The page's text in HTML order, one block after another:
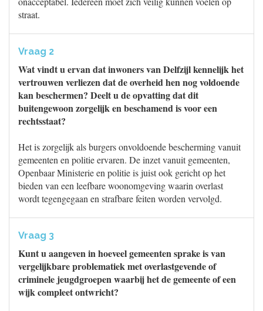
straat.
Vraag 2
Wat vindt u ervan dat inwoners van Delfzijl kennelijk het
vertrouwen verliezen dat de overheid hen nog voldoende
kan beschermen? Deelt u de opvatting dat dit
buitengewoon zorgelijk en beschamend is voor een
rechtsstaat?
Het is zorgelijk als burgers onvoldoende bescherming vanuit
gemeenten en politie ervaren. De inzet vanuit gemeenten,
Openbaar Ministerie en politie is juist ook gericht op het
bieden van een leefbare woonomgeving waarin overlast
wordt tegengegaan en strafbare feiten worden vervolgd.
Vraag 3
Kunt u aangeven in hoeveel gemeenten sprake is van
vergelijkbare problematiek met overlastgevende of
criminele jeugdgroepen waarbij het de gemeente of een
wijk compleet ontwricht?